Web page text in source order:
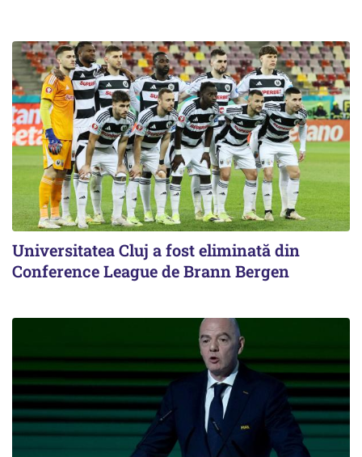
Universitatea Cluj a fost eliminată din
Conference League de Brann Bergen